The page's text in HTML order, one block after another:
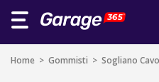
Home > Gommisti > Sogliano